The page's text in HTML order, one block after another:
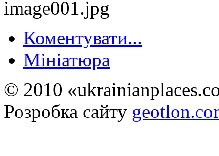
Коментувати...
Мініатюра
© 2010
Розробка сайту